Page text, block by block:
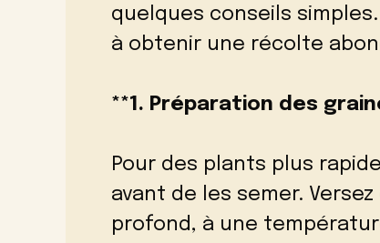
quelques conseils
à obtenir une récolte
**1. Préparation des
Pour des plants plus
avant de les semer.
profond, à une